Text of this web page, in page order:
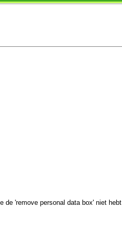
de 'remove personal data box' niet hebt